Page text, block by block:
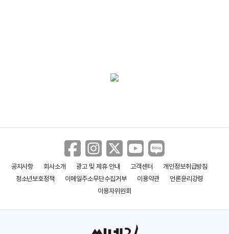
공지사항 회사소개 광고 및 제휴 안내 고객센터
개인정보취급방침
청소년보호정책
이메일주소무단수집거부 이용약관
언론윤리강령
이용자위원회